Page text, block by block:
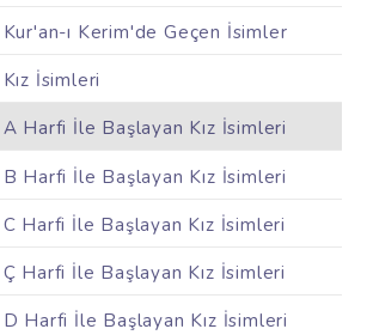
Kur'an-ı Kerim'de Geçen İsimler
Kız İsimleri
A Harfi İle Başlayan Kız İsimleri
B Harfi İle Başlayan Kız İsimleri
C Harfi İle Başlayan Kız İsimleri
Ç Harfi İle Başlayan Kız İsimleri
D Harfi İle Başlayan Kız İsimleri